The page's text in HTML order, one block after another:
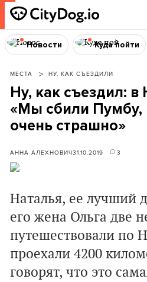
Новости Куда пойти
МЕСТА НУ, КАК СЪЕЗДИЛИ
Ну, как съездил:
«Мы сбили Пумбу,
очень страшно»
АННА АЛЕХНОВИЧ31.10.2019 3
Наталья, ее лучший
его жена Ольга две
путешествовали по
проехали 4200
говорят, что это